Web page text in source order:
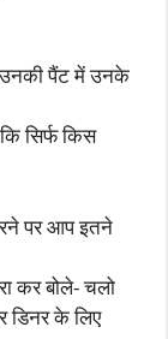
पैंट में उनके
सिर्फ किस
पर आप इतने
कर बोले- चलो
डिनर के लिए